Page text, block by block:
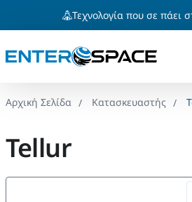
Τεχνολογία που σε πάει
Κατασκευαστής
Tellur